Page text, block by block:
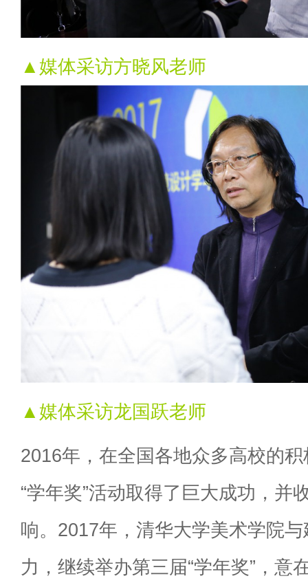
▲媒体采访方晓风老师
▲媒体采访龙国跃老师
2016年，在全国各地众多高校的
“学年奖”活动取得了巨大成功，并
响。2017年，清华大学美术学院
力，继续举办第三届“学年奖”，意